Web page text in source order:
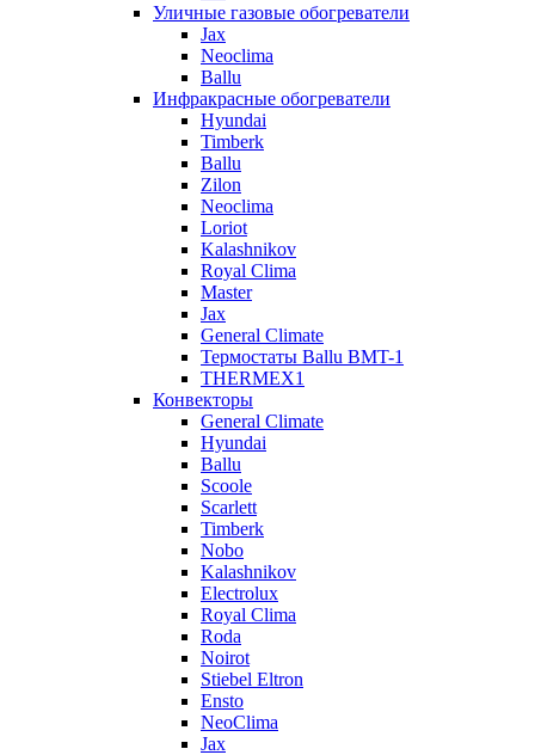
Уличные газовые обогреватели
Jax
Neoclima
Ballu
Инфракрасные обогреватели
Hyundai
Timberk
Ballu
Zilon
Neoclima
Loriot
Kalashnikov
Royal Clima
Master
Jax
General Climate
Термостаты Ballu BMT-1
THERMEX1
Конвекторы
General Climate
Hyundai
Ballu
Scoole
Scarlett
Timberk
Nobo
Kalashnikov
Electrolux
Royal Clima
Roda
Noirot
Stiebel Eltron
Ensto
NeoClima
Jax